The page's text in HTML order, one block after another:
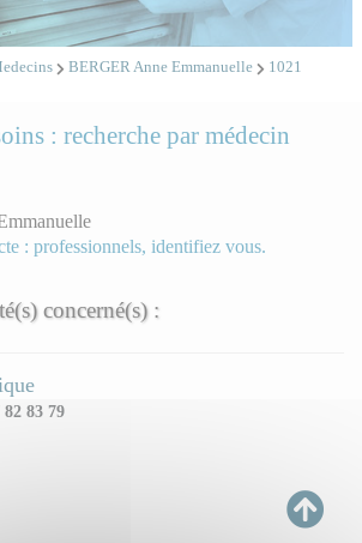
BERGER Anne Emmanuelle 1021
: recherche par médecin
: professionnels, identifiez vous.
concerné(s) :
83 79